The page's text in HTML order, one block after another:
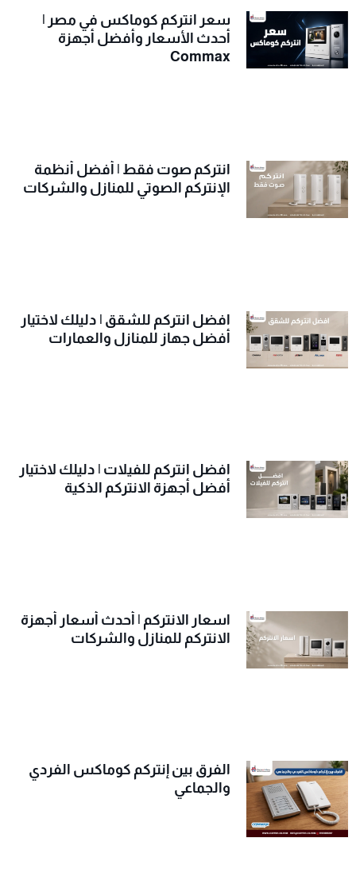
سعر انتركم كوماكس في مصر |
أحدث الأسعار وأفضل أجهزة
Commax
انتركم صوت فقط | أفضل أنظمة
الإنتركم الصوتي للمنازل والشركات
افضل انتركم للشقق | دليلك لاختيار
أفضل جهاز للمنازل والعمارات
افضل انتركم للفيلات | دليلك لاختيار
أفضل أجهزة الانتركم الذكية
اسعار الانتركم | أحدث أسعار أجهزة
الانتركم للمنازل والشركات
الفرق بين إنتركم كوماكس الفردي
والجماعي